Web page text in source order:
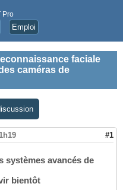
Pro
Emploi
faciale
caméras de
#1
systèmes avancés de
bientôt